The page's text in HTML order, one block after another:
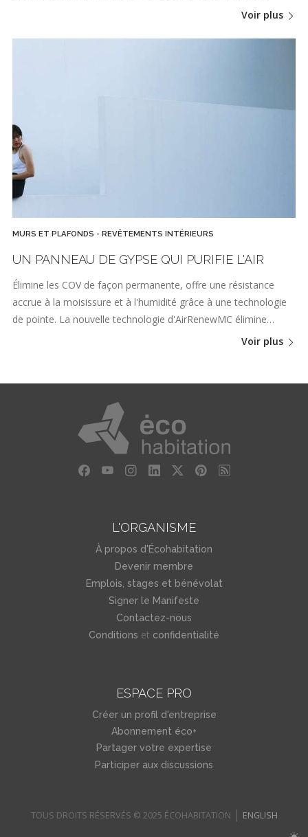
Voir plus
MURS ET PLAFONDS - REVÊTEMENTS INTÉRIEURS
UN PANNEAU DE GYPSE QUI PURIFIE L'AIR
Élimine les COV de façon permanente, offre une résistance
accrue à la moisissure et à l'humidité grâce à une technologie
de pointe. La nouvelle technologie d'AirRenewMC élimine…
Voir plus
L'ORGANISME
À propos d'Écohabitation
Devenir membre
Emplois, stages et bénévolat
Signer le Manifeste
Contactez-nous
Conditions et confidentialité
ESPACE PRO
Créer un profil d'entreprise
Abonnement éco+
Partager votre expertise
Participer aux discussions
TOUS DROITS RÉSERVÉS © 2025 ÉCOHABITATION ENGLISH